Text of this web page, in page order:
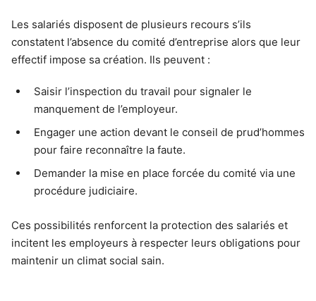
Les salariés disposent de plusieurs recours s’ils
constatent l’absence du comité d’entreprise alors que leur
effectif impose sa création. Ils peuvent :
Saisir l’inspection du travail pour signaler le
manquement de l’employeur.
Engager une action devant le conseil de prud’hommes
pour faire reconnaître la faute.
Demander la mise en place forcée du comité via une
procédure judiciaire.
Ces possibilités renforcent la protection des salariés et
incitent les employeurs à respecter leurs obligations pour
maintenir un climat social sain.